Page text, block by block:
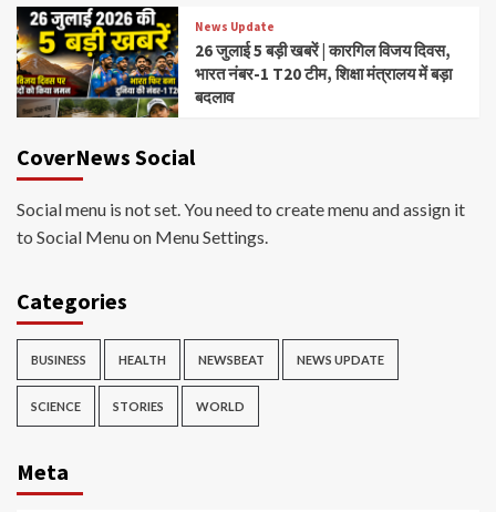
News Update
26 जुलाई 5 बड़ी खबरें | कारगिल विजय दिवस,
भारत नंबर-1 T20 टीम, शिक्षा मंत्रालय में बड़ा
बदलाव
CoverNews Social
Social menu is not set. You need to create menu and assign it
to Social Menu on Menu Settings.
Categories
BUSINESS HEALTH NEWSBEAT NEWS UPDATE
SCIENCE STORIES WORLD
Meta